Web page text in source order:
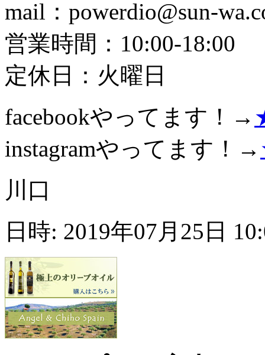
mail：powerdio@sun-
営業時間：10:00-18:00
定休日：火曜日
facebookやってます！→
instagramやってます！→
川口
日時: 2019年07月25日